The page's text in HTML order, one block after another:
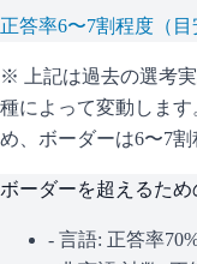
正答率6〜7割程度（目
※ 上記は過去の選考
種によって変動します
め、ボーダーは6〜7割
ボーダーを超えるため
- 言語: 正答率